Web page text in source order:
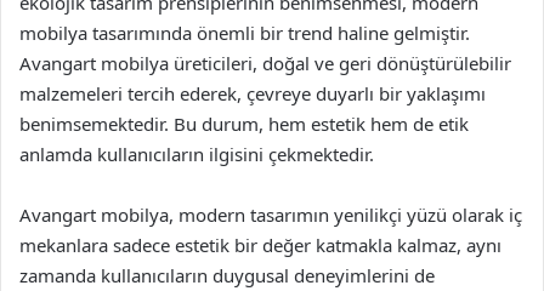
mobilya tasarımında önemli bir trend haline gelmiştir.
Avangart mobilya üreticileri, doğal ve geri dönüştürülebilir
malzemeleri tercih ederek, çevreye duyarlı bir yaklaşımı
benimsemektedir. Bu durum, hem estetik hem de etik
anlamda kullanıcıların ilgisini çekmektedir.
Avangart mobilya, modern tasarımın yenilikçi yüzü olarak iç
mekanlara sadece estetik bir değer katmakla kalmaz, aynı
zamanda kullanıcıların duygusal deneyimlerini de